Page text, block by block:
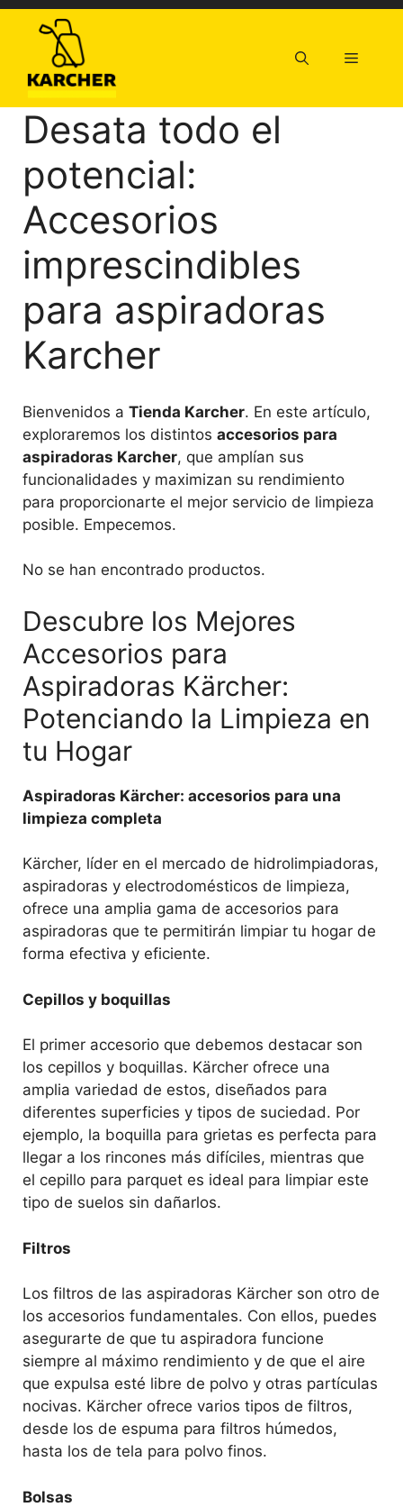
Saltar
contenido
Menú
Desata todo el
potencial:
Accesorios
imprescindibles
para aspiradoras
Karcher
Bienvenidos a Tienda Karcher. En este artículo,
exploraremos los distintos accesorios para
aspiradoras Karcher, que amplían sus
funcionalidades y maximizan su rendimiento
para proporcionarte el mejor servicio de limpieza
posible. Empecemos.
No se han encontrado productos.
Descubre los Mejores
Accesorios para
Aspiradoras Kärcher:
Potenciando la Limpieza en
tu Hogar
Aspiradoras Kärcher: accesorios para una
limpieza completa
Kärcher, líder en el mercado de hidrolimpiadoras,
aspiradoras y electrodomésticos de limpieza,
ofrece una amplia gama de accesorios para
aspiradoras que te permitirán limpiar tu hogar de
forma efectiva y eficiente.
Cepillos y boquillas
El primer accesorio que debemos destacar son
los cepillos y boquillas. Kärcher ofrece una
amplia variedad de estos, diseñados para
diferentes superficies y tipos de suciedad. Por
ejemplo, la boquilla para grietas es perfecta para
llegar a los rincones más difíciles, mientras que
el cepillo para parquet es ideal para limpiar este
tipo de suelos sin dañarlos.
Filtros
Los filtros de las aspiradoras Kärcher son otro de
los accesorios fundamentales. Con ellos, puedes
asegurarte de que tu aspiradora funcione
siempre al máximo rendimiento y de que el aire
que expulsa esté libre de polvo y otras partículas
nocivas. Kärcher ofrece varios tipos de filtros,
desde los de espuma para filtros húmedos,
hasta los de tela para polvo finos.
Bolsas